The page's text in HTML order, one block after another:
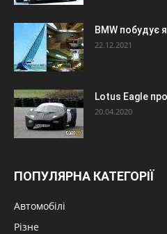
BMW побудує
22.12.2021
Lotus Eagle
20.04.2020
ПОПУЛЯРНА КАТЕГОРІЇ
Автомобілі
Різне